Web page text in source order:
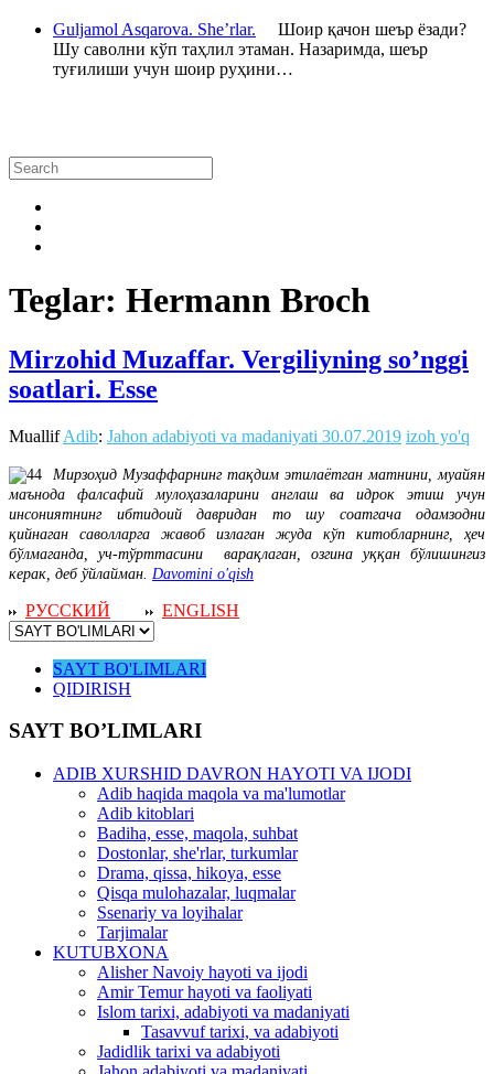
Guljamol Asqarova. She’rlar. Шоир қачон шеър ёзади?
Шу саволни кўп таҳлил этаман. Назаримда, шеър
туғилиши учун шоир руҳини…
Teglar: Hermann Broch
Mirzohid Muzaffar. Vergiliyning so’nggi
soatlari. Esse
MuallifAdib: Jahon adabiyoti va madaniyati 30.07.2019 izoh yo'q
Мирзоҳид Музаффарнинг тақдим этилаётган матнини, муайян
маънода фалсафий мулоҳазаларини англаш ва идрок этиш учун
инсониятнинг ибтидоий давридан то шу соатгача одамзодни
қийнаган саволларга жавоб излаган жуда кўп китобларнинг, ҳеч
бўлмаганда, уч-тўрттасини варақлаган, озгина уққан бўлишингиз
керак, деб ўйлайман. Davomini o'qish
РУССКИЙ ENGLISH
SAYT BO'LIMLARI
QIDIRISH
SAYT BO’LIMLARI
ADIB XURSHID DAVRON HAYOTI VA IJODI
Adib haqida maqola va ma'lumotlar
Adib kitoblari
Badiha, esse, maqola, suhbat
Dostonlar, she'rlar, turkumlar
Drama, qissa, hikoya, esse
Qisqa mulohazalar, luqmalar
Ssenariy va loyihalar
Tarjimalar
KUTUBXONA
Alisher Navoiy hayoti va ijodi
Amir Temur hayoti va faoliyati
Islom tarixi, adabiyoti va madaniyati
Tasavvuf tarixi, va adabiyoti
Jadidlik tarixi va adabiyoti